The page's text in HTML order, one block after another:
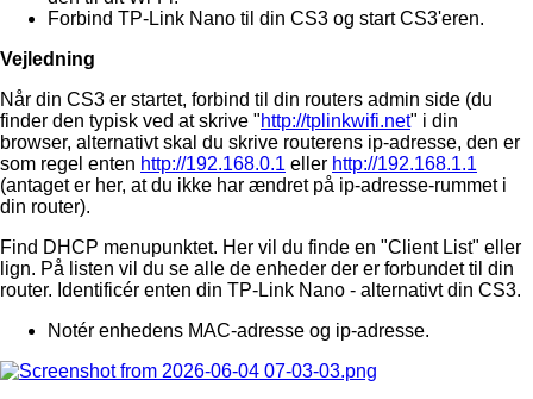
Forbind TP-Link Nano til din CS3 og start CS3'eren.
Vejledning
Når din CS3 er startet, forbind til din routers admin side (du
finder den typisk ved at skrive "http://tplinkwifi.net" i din
browser, alternativt skal du skrive routerens ip-adresse, den er
som regel enten http://192.168.0.1 eller http://192.168.1.1
(antaget er her, at du ikke har ændret på ip-adresse-rummet i
din router).
Find DHCP menupunktet. Her vil du finde en "Client List" eller
lign. På listen vil du se alle de enheder der er forbundet til din
router. Identificér enten din TP-Link Nano - alternativt din CS3.
Notér enhedens MAC-adresse og ip-adresse.